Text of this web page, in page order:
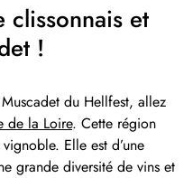
clissonnais et
!
du Hellfest, allez
de la Loire. Cette région
Elle est d’une
grande diversité de vins et